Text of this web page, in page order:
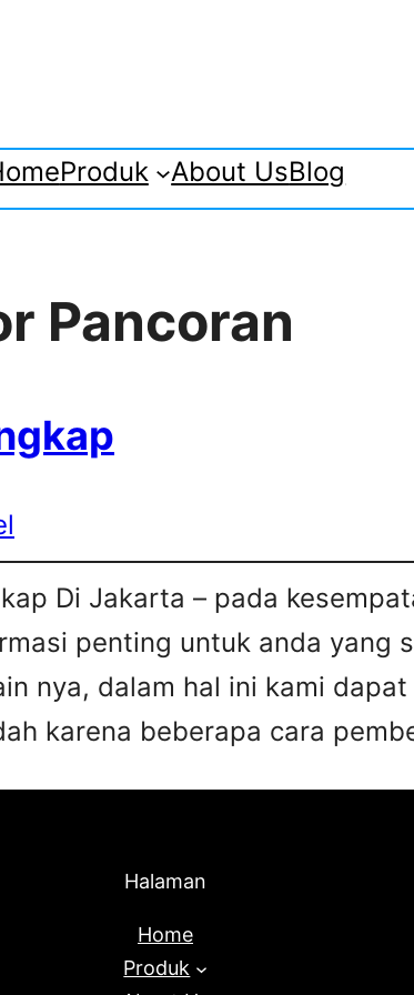
Produk About UsBlog
Pancoran
Di Jakarta – pada
penting untuk anda yang
nya, dalam hal ini kami
karena beberapa cara
Halaman
Home
Produk